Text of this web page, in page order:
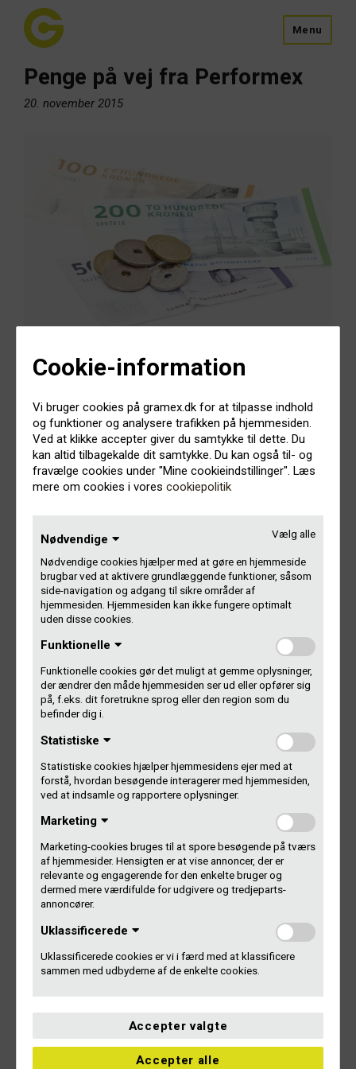
Menu
Cookie-information
Vi bruger cookies på gramex.dk for at tilpasse indhold
og funktioner og analysere trafikken på hjemmesiden.
Ved at klikke accepter giver du samtykke til dette. Du
kan altid tilbagekalde dit samtykke. Du kan også til- og
fravælge cookies under "Mine cookieindstillinger". Læs
mere om cookies i vores cookiepolitik
Vælg alle
Nødvendige
Nødvendige cookies hjælper med at gøre en hjemmeside
brugbar ved at aktivere grundlæggende funktioner, såsom
side-navigation og adgang til sikre områder af
hjemmesiden. Hjemmesiden kan ikke fungere optimalt
uden disse cookies.
Funktionelle
Funktionelle cookies gør det muligt at gemme oplysninger,
der ændrer den måde hjemmesiden ser ud eller opfører sig
på, f.eks. dit foretrukne sprog eller den region som du
befinder dig i.
Statistiske
Statistiske cookies hjælper hjemmesidens ejer med at
forstå, hvordan besøgende interagerer med hjemmesiden,
ved at indsamle og rapportere oplysninger.
Marketing
Marketing-cookies bruges til at spore besøgende på tværs
af hjemmesider. Hensigten er at vise annoncer, der er
relevante og engagerende for den enkelte bruger og
dermed mere værdifulde for udgivere og tredjeparts-
annoncører.
Uklassificerede
Uklassificerede cookies er vi i færd med at klassificere
sammen med udbyderne af de enkelte cookies.
Accepter valgte
Accepter alle
Penge på vej fra Performex
20. november 2015
Så er der igen penge på vej til mange af vores
I denne omgang er det penge, vi udbetaler på vegne af
Performex. Over 3 millioner har vi udbetalt til omkring 1.600
medlemmer.
Hvad er Performex?
HAR DU FÅET NOGET?
På vores medlems-login kan du altid finde information om
dine udbetalinger fra Gramex.
Afspilninger i Danmark i 2015 kan vi som sædvanlig først
Har du spørgsmål til udbetalingen, kan du altid kontakte os.
Kontakt os
Indlægsnavigation
FORRIGE
Forrige
artikel:
Vil du lave hurtige penge?
NÆSTE
Næste
artikel:
NemKonto fra 1. januar 2016